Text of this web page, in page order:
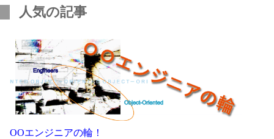
人気の記事
OOエンジニアの輪！